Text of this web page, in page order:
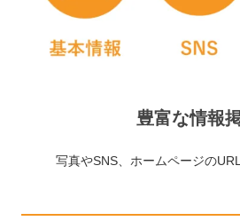
豊富な情報
写真やSNS、ホームページの